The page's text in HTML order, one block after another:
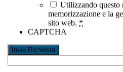
Utilizzando questo
memorizzazione e la
sito web. *
CAPTCHA